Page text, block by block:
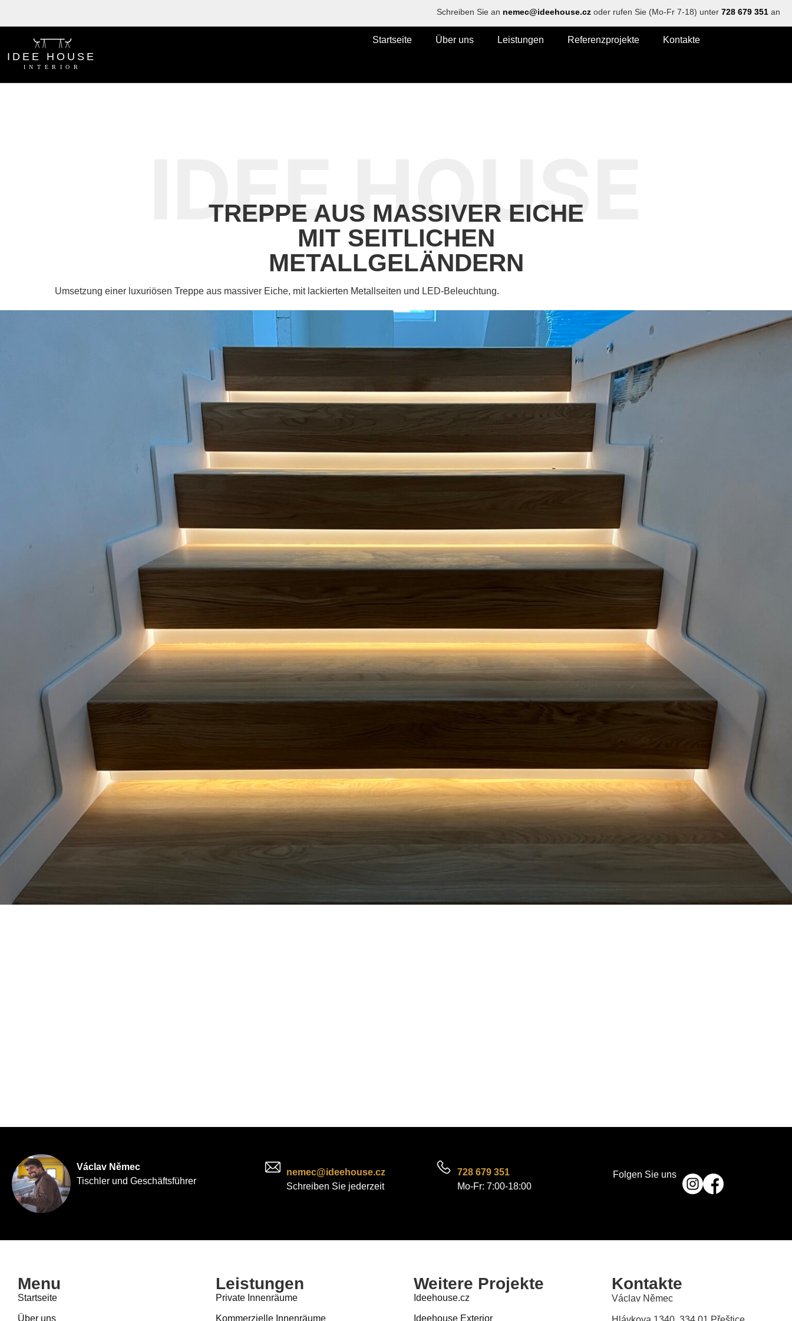
Schreiben Sie an nemec@ideehouse.cz oder rufen Sie (Mo-Fr 7-18) unter 728 679 351 an
Startseite Über uns Leistungen Referenzprojekte Kontakte
IDEE HOUSE
TREPPE AUS MASSIVER EICHE
MIT SEITLICHEN
METALLGELÄNDERN
Umsetzung einer luxuriösen Treppe aus massiver Eiche, mit lackierten Metallseiten und LED-Beleuchtung.
Václav Němec
Tischler und Geschäftsführer
nemec@ideehouse.cz
Schreiben Sie jederzeit
728 679 351
Mo-Fr: 7:00-18:00
Folgen Sie uns
Menu
Startseite
Über uns
Leistungen
Private Innenräume
Kommerzielle Innenräume
Weitere Projekte
Ideehouse.cz
Ideehouse Exterior
Kontakte
Václav Němec